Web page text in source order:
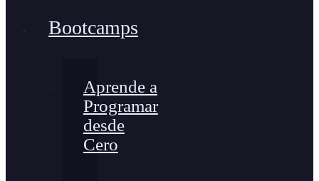
Bootcamps
Aprende a
Programar
desde
Cero